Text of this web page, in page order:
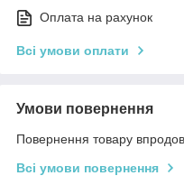
Оплата на рахунок
Всі умови оплати
Умови повернення
Повернення товару
Всі умови повернення